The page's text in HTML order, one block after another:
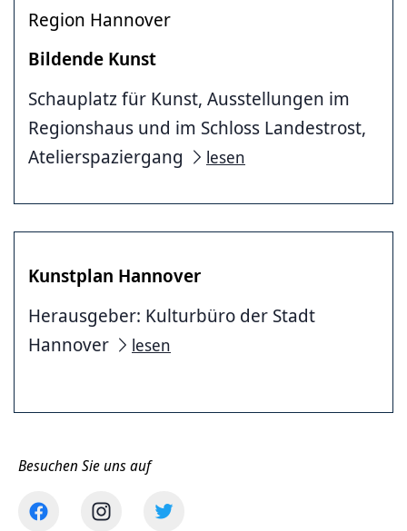
Region Hannover
Bildende Kunst
Schauplatz für Kunst, Ausstellungen im
Regionshaus und im Schloss Landestrost,
Atelierspaziergang
lesen
Kunstplan Hannover
Herausgeber: Kulturbüro der Stadt
Hannover
lesen
Besuchen Sie uns auf